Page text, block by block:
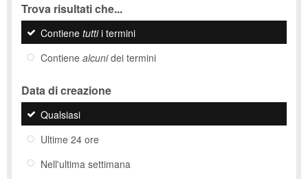
Trova risultati che...
Contiene tuttii termini
Contiene alcunidei termini
Data di creazione
Qualsiasi
Ultime 24 ore
Nell'ultima settimana